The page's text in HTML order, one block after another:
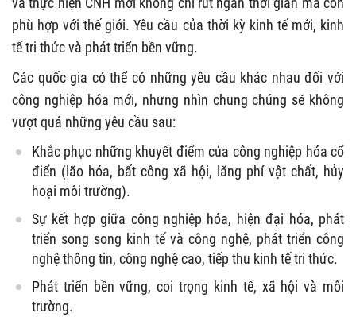
phù hợp với thế giới. Yêu cầu của thời kỳ kinh tế mới, kinh
tế tri thức và phát triển bền vững.
Các quốc gia có thể có những yêu cầu khác nhau đối với
công nghiệp hóa mới, nhưng nhìn chung chúng sẽ không
vượt quá những yêu cầu sau:
Khắc phục những khuyết điểm của công nghiệp hóa cổ
điển (lão hóa, bất công xã hội, lãng phí vật chất, hủy
hoại môi trường).
Sự kết hợp giữa công nghiệp hóa, hiện đại hóa, phát
triển song song kinh tế và công nghệ, phát triển công
nghệ thông tin, công nghệ cao, tiếp thu kinh tế tri thức.
Phát triển bền vững, coi trọng kinh tế, xã hội và môi
trường.